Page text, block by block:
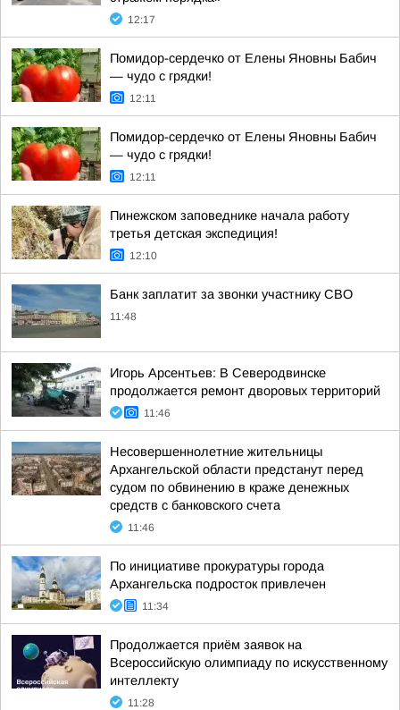
12:17
Помидор-сердечко от Елены Яновны Бабич
— чудо с грядки!
12:11
Помидор-сердечко от Елены Яновны Бабич
— чудо с грядки!
12:11
Пинежском заповеднике начала работу
третья детская экспедиция!
12:10
Банк заплатит за звонки участнику СВО
11:48
Игорь Арсентьев: В Северодвинске
продолжается ремонт дворовых территорий
11:46
Несовершеннолетние жительницы
Архангельской области предстанут перед
судом по обвинению в краже денежных
средств с банковского счета
11:46
По инициативе прокуратуры города
Архангельска подросток привлечен
11:34
Продолжается приём заявок на
Всероссийскую олимпиаду по искусственному
интеллекту
11:28